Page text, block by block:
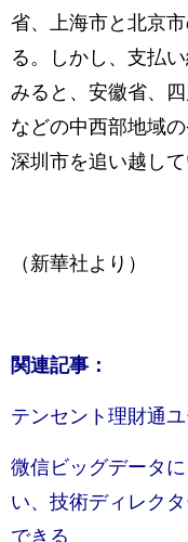
省、上海市と北京
る。しかし、支払
みると、安徽省、
などの中西部地域
深圳市を追い越して
（新華社より）
関連記事：
テンセント理財通
微信ビッグデータ
い、技術ディレク
できる